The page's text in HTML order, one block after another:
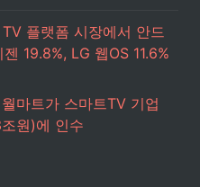
플랫폼 시장에서 안드
19.8%, LG 웹OS 11.6%
마트가 스마트TV 기업
원)에 인수